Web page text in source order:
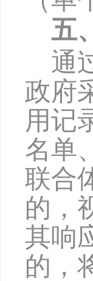
五
通
政府
用记
名单
联合
的，
其响
的，